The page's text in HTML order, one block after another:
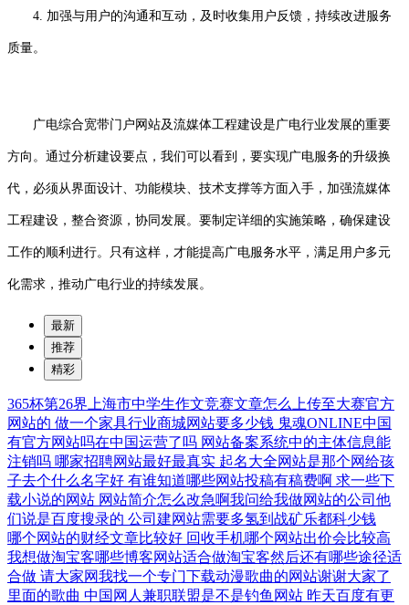
4. 加强与用户的沟通和互动，及时收集用户反馈，持续改进服务
质量。
广电综合宽带门户网站及流媒体工程建设是广电行业发展的重要
方向。通过分析建设要点，我们可以看到，要实现广电服务的升级换
代，必须从界面设计、功能模块、技术支撑等方面入手，加强流媒体
工程建设，整合资源，协同发展。要制定详细的实施策略，确保建设
工作的顺利进行。只有这样，才能提高广电服务水平，满足用户多元
化需求，推动广电行业的持续发展。
最新
推荐
精彩
365杯第26界上海市中学生作文竞赛文章怎么上传至大赛官方
网站的 做一个家具行业商城网站要多少钱 鬼魂ONLINE中国
有官方网站吗在中国运营了吗 网站备案系统中的主体信息能
注销吗 哪家招聘网站最好最真实 起名大全网站是那个网给孩
子去个什么名字好 有谁知道哪些网站投稿有稿费啊 求一些下
载小说的网站 网站简介怎么改急啊我问给我做网站的公司他
们说是百度搜录的 公司建网站需要多氢到战矿乐都科少钱
哪个网站的财经文章比较好 回收手机哪个网站出价会比较高
我想做淘宝客哪些博客网站适合做淘宝客然后还有哪些途径适
合做 请大家网我找一个专门下载动漫歌曲的网站谢谢大家了
里面的歌曲 中国网人兼职联盟是不是钓鱼网站 昨天百度有更